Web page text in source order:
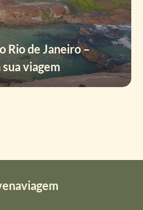
Rio de Janeiro –
viagem